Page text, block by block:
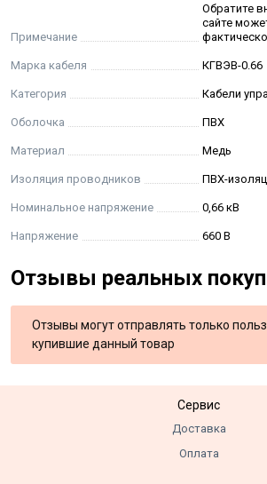
Примечание
Обратите
сайте
Марка кабеля КГВЭВ-0.66
Категория Кабели
Оболочка ПВХ
Материал Медь
Изоляция проводников ПВХ-
Номинальное напряжение 0,66 кВ
Напряжение 660 В
Отзывы реальных
Отзывы могут отправлять только
купившие данный товар
Сервис
Доставка
Оплата